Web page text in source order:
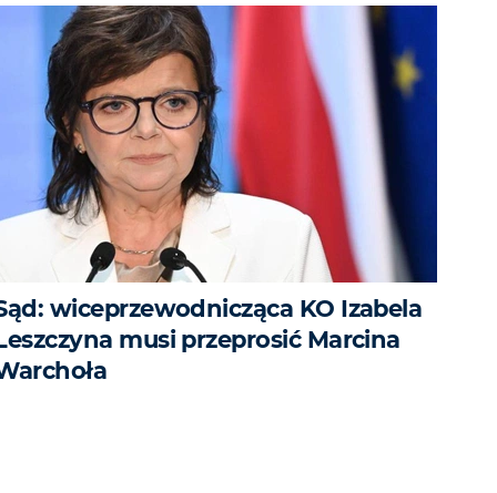
wiceprzewodnicząca KO Izabela
musi przeprosić Marcina